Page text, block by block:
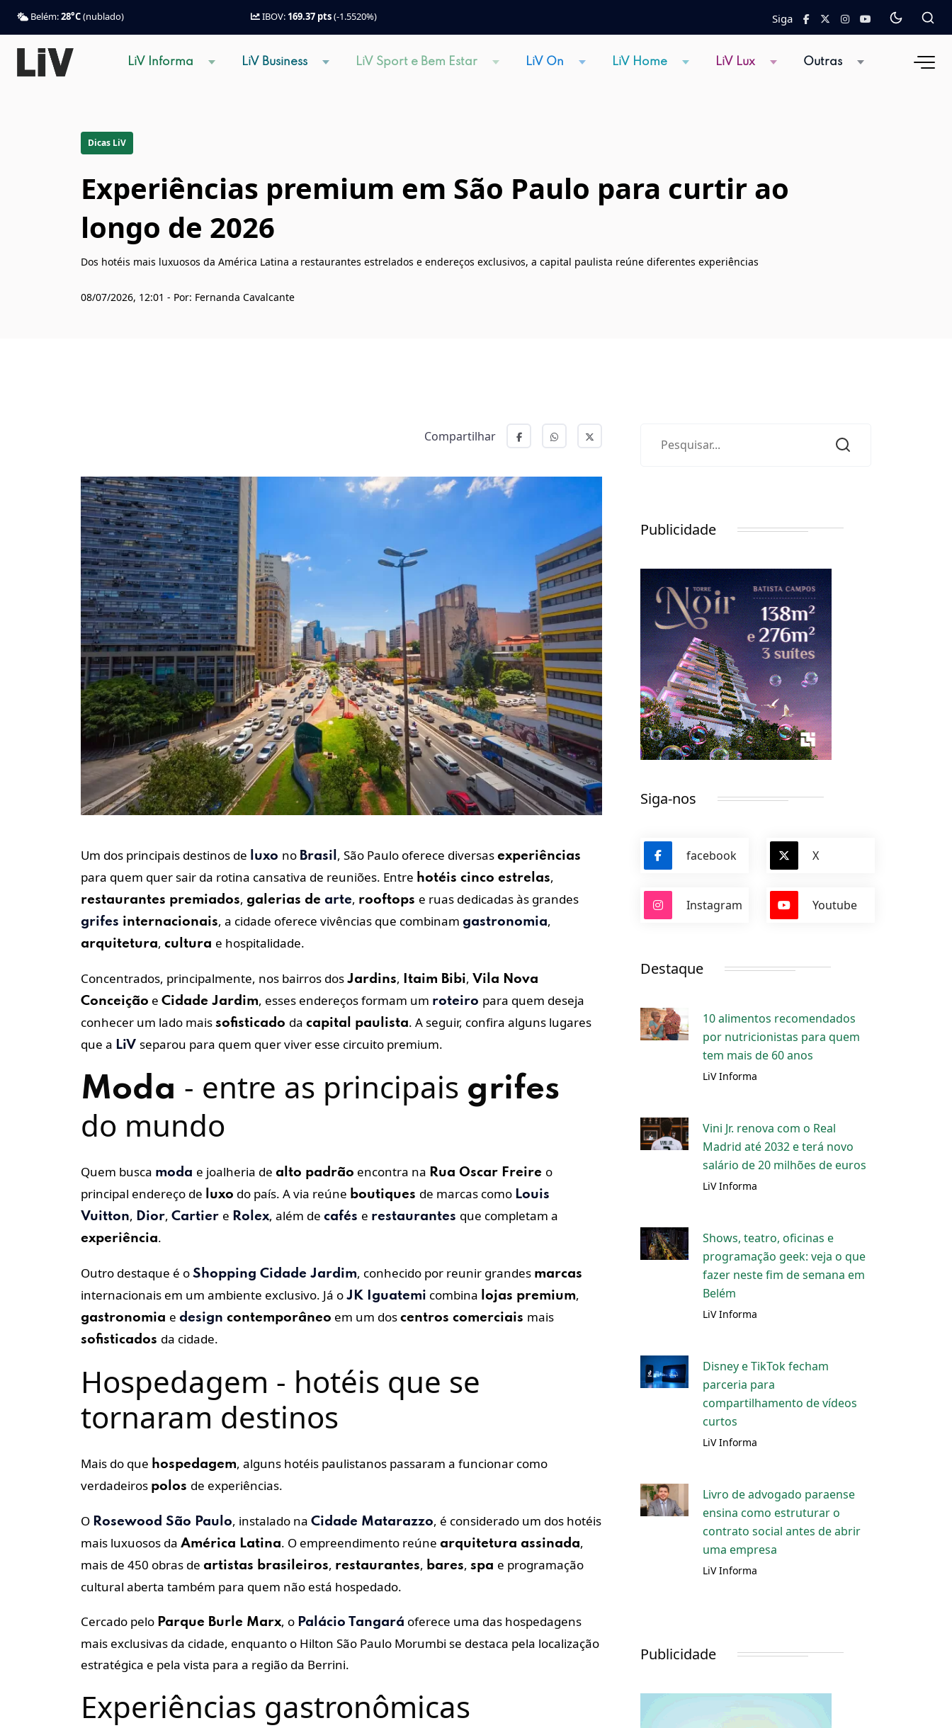
Belém:28°C(nublado) IBOV: 169.37 pts(-1.5520%) Siga
LiV Informa LiV Business LiV Sport e Bem Estar LiV On LiV Home LiV Lux Outras
Dicas LiV
Experiências premium em São Paulo para curtir ao
longo de 2026
Dos hotéis mais luxuosos da América Latina a restaurantes estrelados e endereços exclusivos, a capital paulista reúne diferentes experiências
08/07/2026, 12:01 - Por: Fernanda Cavalcante
Compartilhar
Um dos principais destinos de luxo no Brasil , São Paulo oferece diversas experiências
para quem quer sair da rotina cansativa de reuniões. Entre hotéis cinco estrelas,
restaurantes premiados, galerias de arte, rooftops e ruas dedicadas às grandes
grifes internacionais, a cidade oferece vivências que combinam gastronomia,
arquitetura, cultura e hospitalidade.
Concentrados, principalmente, nos bairros dos Jardins, Itaim Bibi, Vila Nova
Conceição e Cidade Jardim, esses endereços formam um roteiro para quem deseja
conhecer um lado mais sofisticado da capital paulista. A seguir, confira alguns lugares
que a LiV separou para quem quer viver esse circuito premium.
Moda - entre as principais grifes
do mundo
Quem busca moda e joalheria de alto padrão encontra na Rua Oscar Freire o
principal endereço de
luxo do país. A via reúne boutiques de marcas como Louis
Vuitton, Dior, Cartier e Rolex, além de cafés e restaurantes que completam a
experiência.
Outro destaque é o Shopping Cidade Jardim, conhecido por reunir grandes marcas
internacionais em um ambiente exclusivo. Já o JK Iguatemi combina lojas premium,
gastronomia e design contemporâneo em um dos centros comerciais mais
sofisticados da cidade.
Hospedagem - hotéis que se
tornaram destinos
Mais do que hospedagem, alguns hotéis paulistanos passaram a funcionar como
verdadeiros polos de experiências.
O Rosewood São Paulo, instalado na Cidade Matarazzo, é considerado um dos hotéis
mais luxuosos da América Latina. O empreendimento reúne arquitetura assinada,
mais de 450 obras de artistas brasileiros, restaurantes, bares, spa e programação
cultural aberta também para quem não está hospedado.
Cercado pelo Parque Burle Marx, o Palácio Tangará oferece uma das hospedagens
mais exclusivas da cidade, enquanto o Hilton São Paulo Morumbi se destaca pela localização
estratégica e pela vista para a região da Berrini.
Experiências gastronômicas
Publicidade
Siga-nos
facebook X
Instagram Youtube
Destaque
10 alimentos recomendados
por nutricionistas para quem
tem mais de 60 anos
LiV Informa
Vini Jr. renova com o Real
Madrid até 2032 e terá novo
salário de 20 milhões de euros
LiV Informa
Shows, teatro, oficinas e
programação geek: veja o que
fazer neste fim de semana em
Belém
LiV Informa
Disney e TikTok fecham
parceria para
compartilhamento de vídeos
curtos
LiV Informa
Livro de advogado paraense
ensina como estruturar o
contrato social antes de abrir
uma empresa
LiV Informa
Publicidade